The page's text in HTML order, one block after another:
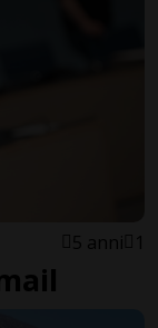
5 anni 1